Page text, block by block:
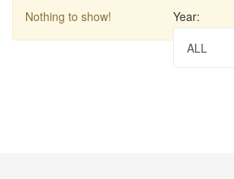
Year:
Nothing to show!